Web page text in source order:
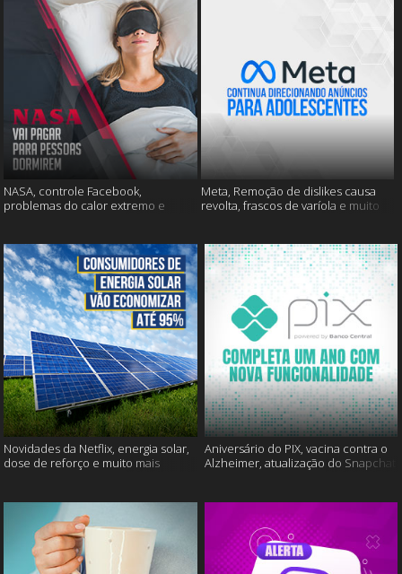
NASA, controle Facebook,
problemas do calor extremo e
Meta, Remoção de dislikes causa
revolta, frascos de varíola e muito
Novidades da Netflix, energia solar,
dose de reforço e muito mais
Aniversário do PIX, vacina contra o
Alzheimer, atualização do Snapchat